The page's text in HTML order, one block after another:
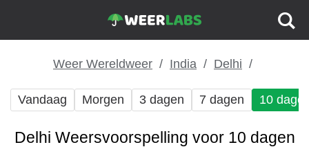
Weer Wereldweer India Delhi
Vandaag Morgen 3 dagen 7 dagen 10
Delhi Weersvoorspelling voor 10 dagen